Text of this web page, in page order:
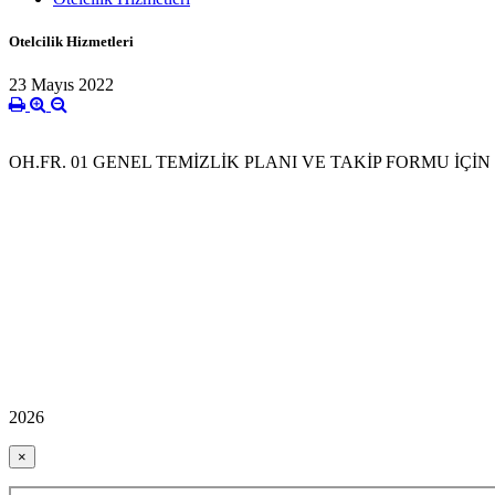
Otelcilik Hizmetleri
23 Mayıs 2022
OH.FR. 01 GENEL TEMİZLİK PLANI VE TAKİP FORMU İÇİN
2026
×